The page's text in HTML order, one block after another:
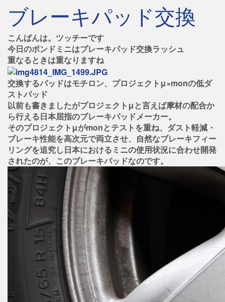
ブレーキパッド交換
こんばんは。ツッチーです
今日のボンドミニはブレーキパッド交換ラッシュ
重なるときは重なりますね
交換するパッドはモチロン、プロジェクトμ×monの低ダ
ストパッド
以前も書きましたがプロジェクトμと言えば摩材の配合か
ら行える日本屈指のブレーキパッドメーカー。
そのプロジェクトμがmonとテストを重ね、ダスト軽減・
ブレーキ性能を高次元で両立させ、自然なブレーキフィー
リングを追究し日本におけるミニの使用状況に合わせ開発
されたのが、このブレーキパッドなのです。